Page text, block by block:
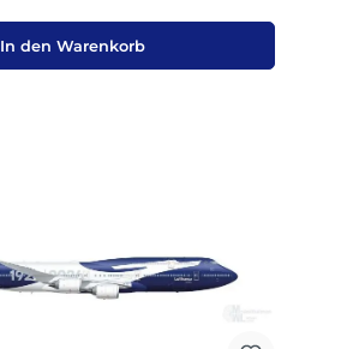
In den Warenkorb